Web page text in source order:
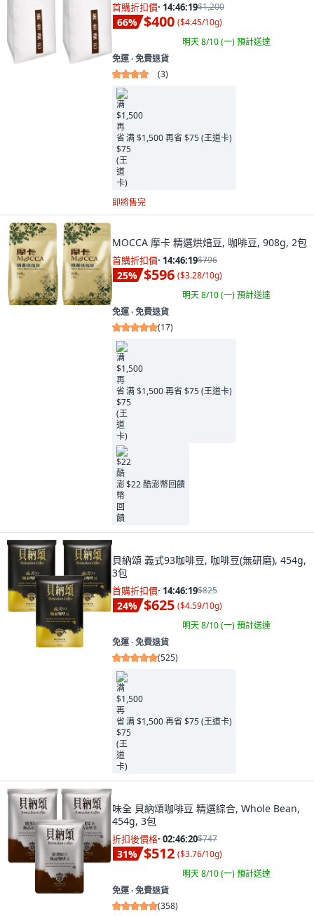
首購折扣價· 14:46:17$1,200
66% $400 ($4.45/10g)
明天 8/10 (一)預計送達
免運 ∙ 免費退貨
(3)
满 $1,500 再省 $75 (王道卡)
即將售完
MOCCA 摩卡 精選烘焙豆, 咖啡豆, 908g, 2包
首購折扣價· 14:46:17$796
25% $596 ($3.28/10g)
明天 8/10 (一)預計送達
免運 ∙ 免費退貨
(17)
满 $1,500 再省 $75 (王道卡)
$22 酷澎幣回饋
貝納頌 義式93咖啡豆, 咖啡豆(無研磨), 454g,
3包
首購折扣價· 14:46:17$825
24% $625 ($4.59/10g)
明天 8/10 (一)預計送達
免運 ∙ 免費退貨
(525)
满 $1,500 再省 $75 (王道卡)
味全 貝納頌咖啡豆 精選綜合, Whole Bean,
454g, 3包
折扣後價格· 02:46:18$747
31% $512 ($3.76/10g)
明天 8/10 (一)預計送達
免運 ∙ 免費退貨
(358)